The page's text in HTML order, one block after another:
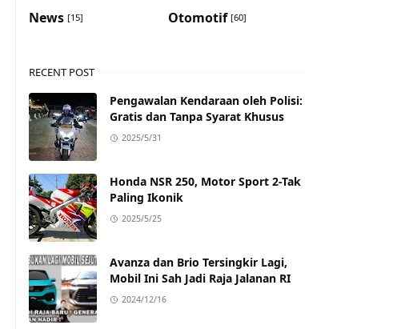
News [15] Otomotif [60]
RECENT POST
Pengawalan Kendaraan oleh Polisi:
Gratis dan Tanpa Syarat Khusus
2025/5/31
Honda NSR 250, Motor Sport 2-Tak
Paling Ikonik
2025/5/25
Avanza dan Brio Tersingkir Lagi,
Mobil Ini Sah Jadi Raja Jalanan RI
2024/12/16